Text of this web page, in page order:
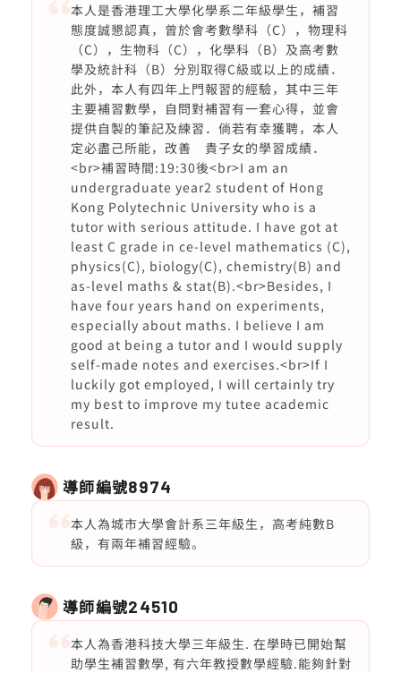
本人是香港理工大學化學系二年級學生，補習
態度誠懇認真，曾於會考數學科（C），物理科
（C），生物科（C），化學科（B）及高考數
學及統計科（B）分別取得C級或以上的成績．
此外，本人有四年上門報習的經驗，其中三年
主要補習數學，自問對補習有一套心得，並會
提供自製的筆記及練習．倘若有幸獲聘，本人
定必盡己所能，改善 貴子女的學習成績．
<br>補習時間:19:30後<br>I am an
undergraduate year2 student of Hong
Kong Polytechnic University who is a
tutor with serious attitude. I have got at
least C grade in ce-level mathematics (C),
physics(C), biology(C), chemistry(B) and
as-level maths & stat(B).<br>Besides, I
have four years hand on experiments,
especially about maths. I believe I am
good at being a tutor and I would supply
self-made notes and exercises.<br>If I
luckily got employed, I will certainly try
my best to improve my tutee academic
result.
導師編號8974
本人為城市大學會計系三年級生，高考純數B
級，有兩年補習經驗。
導師編號24510
本人為香港科技大學三年級生. 在學時已開始幫
助學生補習數學, 有六年教授數學經驗.能夠針對